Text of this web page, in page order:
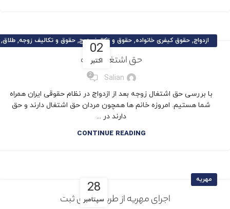
02
اکتبر
ازدواج,حقوق کیفری خانواده,حقوق و تکالیف زوج,حقوق و تکالیف زوجه,طلاق,
مهریه
وکیل تخصصی خانواده
حق اشتغال زوجه
Salian
2
با بررسی حق اشتغال زوجه بعد از ازدواج در نظام حقوقی ایران همراه
شما هستیم. امروزه خانم ها همچون مردان حق اشتغال دارند و حق
دارند در ...
CONTINUE READING
28
سپتامبر
مهریه
اجرای مهریه از طریق اجرای ثبت